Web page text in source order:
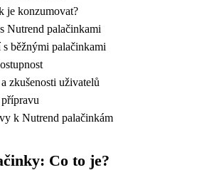
je konzumovat?
Nutrend palačinkami
s běžnými palačinkami
zkušenosti uživatelů
k Nutrend palačinkám
Co to je?